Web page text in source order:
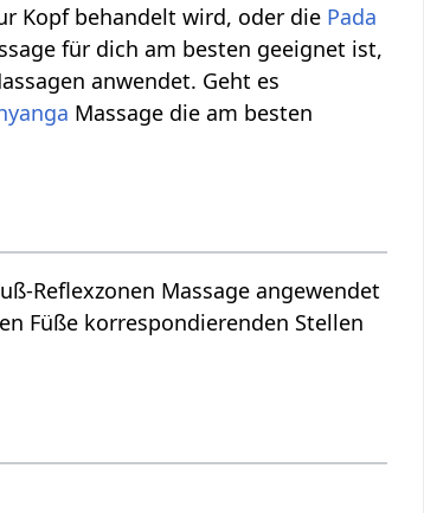
Kopf behandelt wird, oder die Pada
für dich am besten geeignet ist,
anwendet. Geht es
Massage die am besten
Reflexzonen Massage angewendet
Füße korrespondierenden Stellen